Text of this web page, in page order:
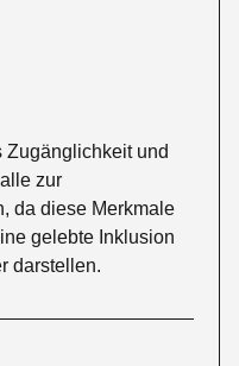
Zugänglichkeit und
zur
da diese Merkmale
gelebte Inklusion
darstellen.